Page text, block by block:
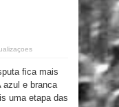
fica mais
azul e branca
uma etapa das